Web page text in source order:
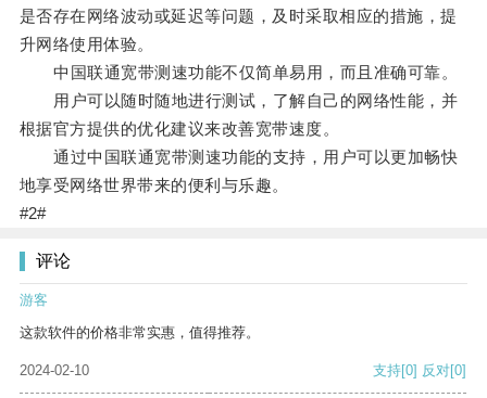
是否存在网络波动或延迟等问题，及时采取相应的措施，提
升网络使用体验。
中国联通宽带测速功能不仅简单易用，而且准确可靠。
用户可以随时随地进行测试，了解自己的网络性能，并
根据官方提供的优化建议来改善宽带速度。
通过中国联通宽带测速功能的支持，用户可以更加畅快
地享受网络世界带来的便利与乐趣。
#2#
评论
游客
这款软件的价格非常实惠，值得推荐。
2024-02-10 支持[0] 反对[0]